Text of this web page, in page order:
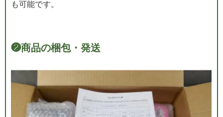
も可能です。
❷商品の梱包・発送